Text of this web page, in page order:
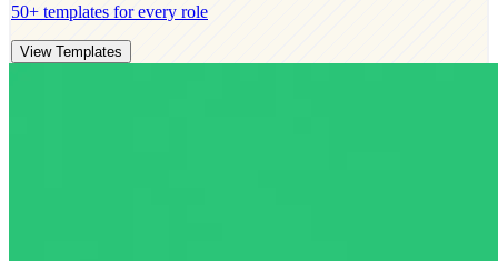
50+ templates for every role
View Templates